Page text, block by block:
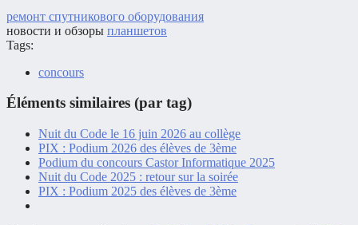
ремонт спутникового оборудования
новости и обзоры планшетов
Tags:
concours
Éléments similaires (par tag)
Nuit du Code le 16 juin 2026 au collège
PIX : Podium 2026 des élèves de 3ème
Podium du concours Castor Informatique 2025
Nuit du Code 2025 : retour sur la soirée
PIX : Podium 2025 des élèves de 3ème